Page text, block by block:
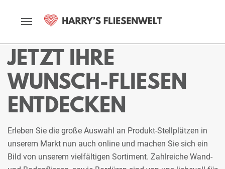
JETZT IHRE
WUNSCH-FLIESEN
ENTDECKEN
Erleben Sie die große Auswahl an Produkt-Stellplätzen in
unserem Markt nun auch online und machen Sie sich ein
Bild von unserem vielfältigen Sortiment. Zahlreiche Wand-